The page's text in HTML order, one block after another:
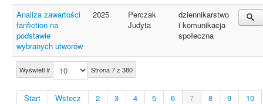
Wyświetl # Strona 7 z 380
Start Wstecz 2 3 4 5 6 7 8 9
10
Analiza zawartości
fanfiction na
podstawie
wybranych utworów
2025
Perczak
Judyta
dziennikarstwo
i komunikacja
społeczna